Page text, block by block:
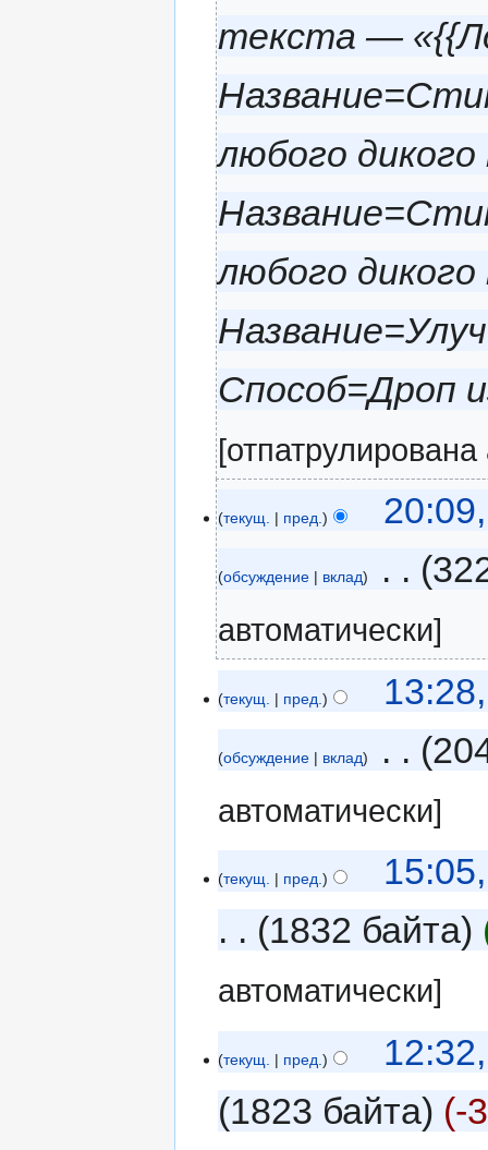
текста —
любого
любого
Способ=Дроп
текущ. пред.
обсуждение вклад
автоматически]
текущ. пред.
обсуждение вклад
автоматически]
текущ. пред.
1832 байта
автоматически]
текущ. пред.
1823 байта
-